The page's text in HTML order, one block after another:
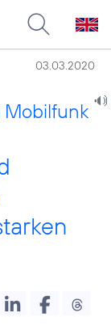
03.03.2020
Mobilfunk